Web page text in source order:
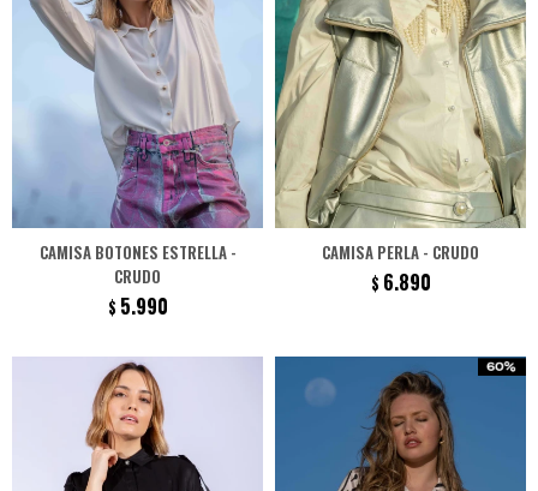
CAMISA BOTONES ESTRELLA -
CRUDO
$ 5.990
CAMISA PERLA - CRUDO
$ 6.890